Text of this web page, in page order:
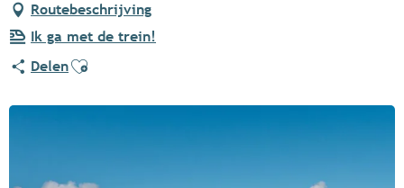
Routebeschrijving
Ik ga met de trein!
DelenAjouter aux favoris